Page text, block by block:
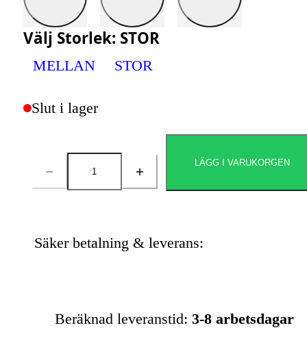
Välj Storlek: STOR
MELLAN STOR
Slut i lager
Antal
LÄGG I VARUKORGEN
Säker betalning & leverans:
Beräknad leveranstid: 3-8 arbetsdagar